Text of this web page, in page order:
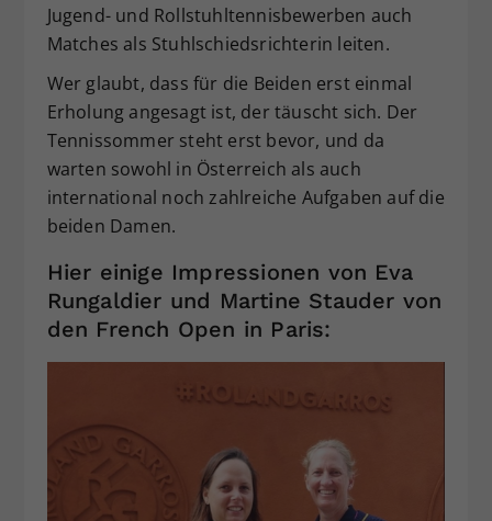
Jugend- und Rollstuhltennisbewerben auch
Matches als Stuhlschiedsrichterin leiten.
Wer glaubt, dass für die Beiden erst einmal
Erholung angesagt ist, der täuscht sich. Der
Tennissommer steht erst bevor, und da
warten sowohl in Österreich als auch
international noch zahlreiche Aufgaben auf die
beiden Damen.
Hier einige Impressionen von Eva
Rungaldier und Martine Stauder von
den French Open in Paris: